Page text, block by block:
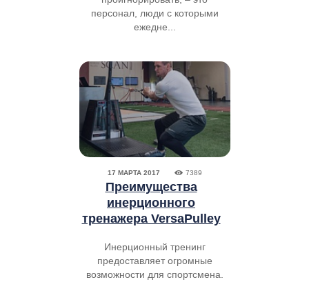
персонал, люди с которыми
ежедне...
17 МАРТА 2017 7389
Преимущества
инерционного
тренажера VersaPulley
Инерционный тренинг
предоставляет огромные
возможности для спортсмена.